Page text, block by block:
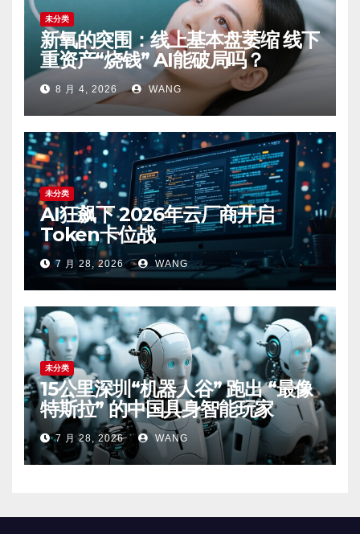
未分类
新氧的突围：线上基本盘萎缩 线下
重资产“烧钱” AI能破局吗？
8 月 4, 2026 WANG
未分类
AI狂飙下 2026年云厂商开启
Token卡位战
7 月 28, 2026 WANG
未分类
15公里深圳“机器人谷” 跑出 “最像
特斯拉” 的中国具身智能玩家
7 月 28, 2026 WANG